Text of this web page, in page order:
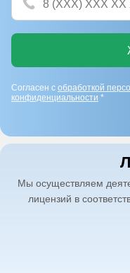
Согласен с обработкой
конфиденциальности *
Мы осуществляем
лицензий в